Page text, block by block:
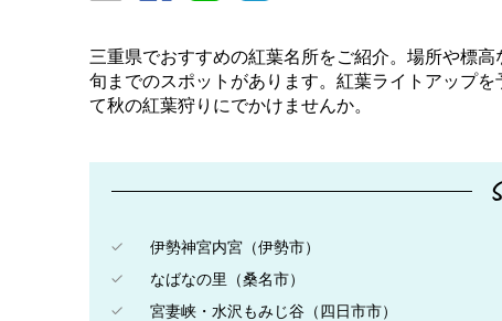
三重県でおすすめの紅葉名所をご紹介。場所や標
旬までのスポットがあります。紅葉ライトアップ
て秋の紅葉狩りにでかけませんか。
伊勢神宮内宮（伊勢市）
なばなの里（桑名市）
宮妻峡・水沢もみじ谷（四日市市）